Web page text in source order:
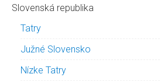
Slovenská republika
Tatry
Južné Slovensko
Nízke Tatry